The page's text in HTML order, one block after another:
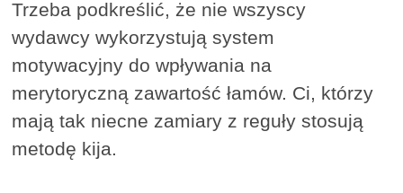
Trzeba podkreślić, że nie wszyscy
wydawcy wykorzystują system
motywacyjny do wpływania na
merytoryczną zawartość łamów. Ci, którzy
mają tak niecne zamiary z reguły stosują
metodę kija.